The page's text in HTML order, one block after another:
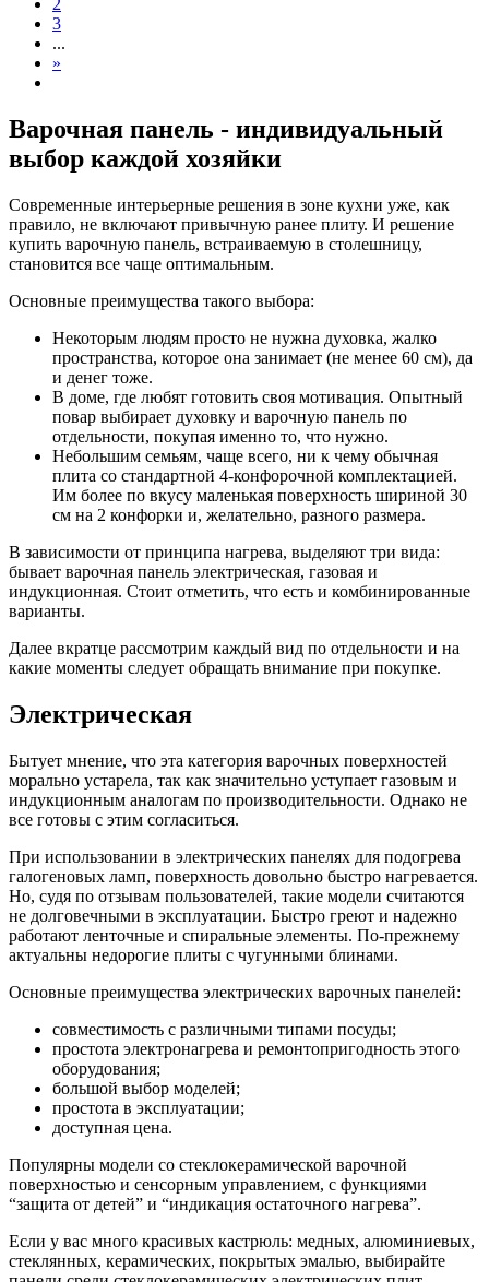
2
3
...
»
Варочная панель - индивидуальный
выбор каждой хозяйки
Современные интерьерные решения в зоне кухни уже, как
правило, не включают привычную ранее плиту. И решение
купить варочную панель, встраиваемую в столешницу,
становится все чаще оптимальным.
Основные преимущества такого выбора:
Некоторым людям просто не нужна духовка, жалко
пространства, которое она занимает (не менее 60 см), да
и денег тоже.
В доме, где любят готовить своя мотивация. Опытный
повар выбирает духовку и варочную панель по
отдельности, покупая именно то, что нужно.
Небольшим семьям, чаще всего, ни к чему обычная
плита со стандартной 4-конфорочной комплектацией.
Им более по вкусу маленькая поверхность шириной 30
см на 2 конфорки и, желательно, разного размера.
В зависимости от принципа нагрева, выделяют три вида:
бывает варочная панель электрическая, газовая и
индукционная. Стоит отметить, что есть и комбинированные
варианты.
Далее вкратце рассмотрим каждый вид по отдельности и на
какие моменты следует обращать внимание при покупке.
Электрическая
Бытует мнение, что эта категория варочных поверхностей
морально устарела, так как значительно уступает газовым и
индукционным аналогам по производительности. Однако не
все готовы с этим согласиться.
При использовании в электрических панелях для подогрева
галогеновых ламп, поверхность довольно быстро нагревается.
Но, судя по отзывам пользователей, такие модели считаются
не долговечными в эксплуатации. Быстро греют и надежно
работают ленточные и спиральные элементы. По-прежнему
актуальны недорогие плиты с чугунными блинами.
Основные преимущества электрических варочных панелей:
совместимость с различными типами посуды;
простота электронагрева и ремонтопригодность этого
оборудования;
большой выбор моделей;
простота в эксплуатации;
доступная цена.
Популярны модели со стеклокерамической варочной
поверхностью и сенсорным управлением, с функциями
“защита от детей” и “индикация остаточного нагрева”.
Если у вас много красивых кастрюль: медных, алюминиевых,
стеклянных, керамических, покрытых эмалью, выбирайте